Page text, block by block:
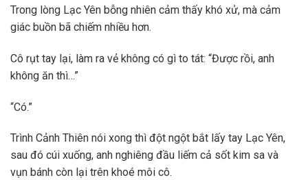
Trong lòng Lạc Yên bỗng nhiên cảm thấy khó xử, mà cảm
giác buồn bã chiếm nhiều hơn.
Cô rụt tay lại, làm ra vẻ không có gì to tát: “Được rồi, anh
không ăn thì…”
“Có.”
Trình Cảnh Thiên nói xong thì đột ngột bắt lấy tay Lạc Yên,
sau đó cúi xuống, anh nghiêng đầu liếm cả sốt kim sa và
vụn bánh còn lại trên khoé môi cô.